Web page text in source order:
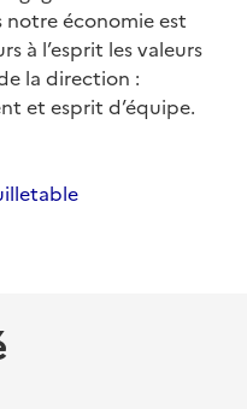
notre économie est
à l’esprit les valeurs
la direction :
et esprit d’équipe.